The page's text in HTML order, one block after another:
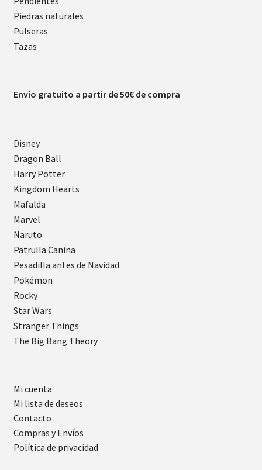
Piedras naturales
Pulseras
Tazas
Envío gratuito a partir de 50€ de compra
Disney
Dragon Ball
Harry Potter
Kingdom Hearts
Mafalda
Marvel
Naruto
Patrulla Canina
Pesadilla antes de Navidad
Pokémon
Rocky
Star Wars
Stranger Things
The Big Bang Theory
Mi cuenta
Mi lista de deseos
Contacto
Compras y Envíos
Política de privacidad